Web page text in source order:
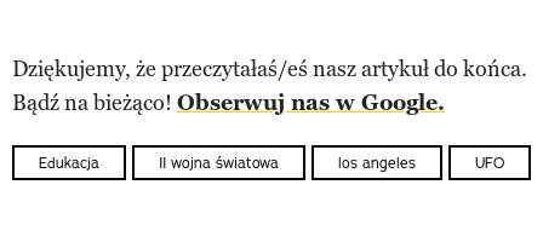
Dziękujemy, że przeczytałaś/eś nasz artykuł do końca.
Bądź na bieżąco! Obserwuj nas w Google.
Edukacja II wojna światowa los angeles UFO